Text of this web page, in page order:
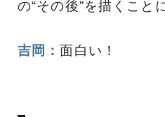
の“その後”を描くこと
吉岡：面白い！